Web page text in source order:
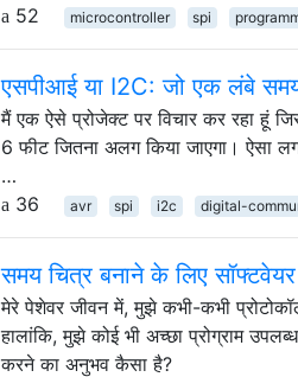
52
microcontroller spi
एसपीआई या I2C: जो एक लंबे
मैं एक ऐसे प्रोजेक्ट पर विचार कर रहा हूं
6 फीट जितना अलग किया जाएगा। ऐसा
…
36
avr spi i2c digital-
समय चित्र बनाने के लिए सॉफ्टवेयर
मेरे पेशेवर जीवन में, मुझे कभी-कभी
हालांकि, मुझे कोई भी अच्छा प्रोग्राम
करने का अनुभव कैसा है?